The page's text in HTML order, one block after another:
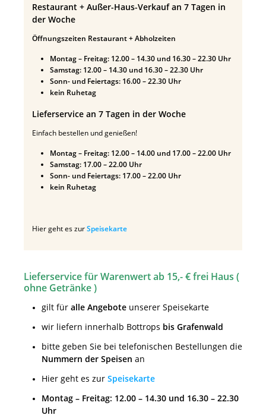
Restaurant + Außer-Haus-Verkauf an 7 Tagen in
der Woche
Öffnungszeiten Restaurant + Abholzeiten
Montag – Freitag: 12.00 – 14.30 und 16.30 – 22.30 Uhr
Samstag: 12.00 – 14.30 und 16.30 – 22.30 Uhr
Sonn- und Feiertags: 16.00 – 22.30 Uhr
kein Ruhetag
Lieferservice an 7 Tagen in der Woche
Einfach bestellen und genießen!
Montag – Freitag: 12.00 – 14.00 und 17.00 – 22.00 Uhr
Samstag: 17.00 – 22.00 Uhr
Sonn- und Feiertags: 17.00 – 22.00 Uhr
kein Ruhetag
Hier geht es zurSpeisekarte
Lieferservice für Warenwert ab 15,- € frei Haus (
ohne Getränke )
gilt für alle Angebote unserer Speisekarte
wir liefern innerhalb Bottrops bis Grafenwald
bitte geben Sie bei telefonischen Bestellungen die
Nummern der Speisen an
Hier geht es zur Speisekarte
Montag – Freitag: 12.00 – 14.30 und 16.30 – 22.30
Uhr